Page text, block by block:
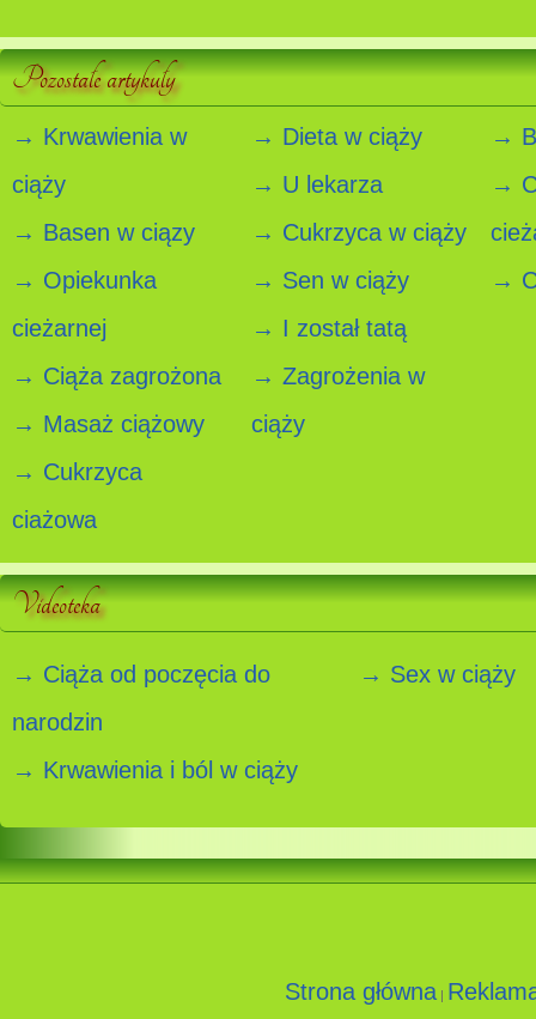
Pozostałe artykuły
→ Krwawienia w
ciąży
→ Basen w ciązy
→ Opiekunka
cieżarnej
→ Ciąża zagrożona
→ Masaż ciążowy
→ Cukrzyca
ciażowa
→ Dieta w ciąży
→ U lekarza
→ Cukrzyca w ciąży
→ Sen w ciąży
→ I został tatą
→ Zagrożenia w
ciąży
→
→
→
Videoteka
→ Ciąża od poczęcia do
narodzin
→ Krwawienia i ból w ciąży
→ Sex w ciąży
Strona główna|